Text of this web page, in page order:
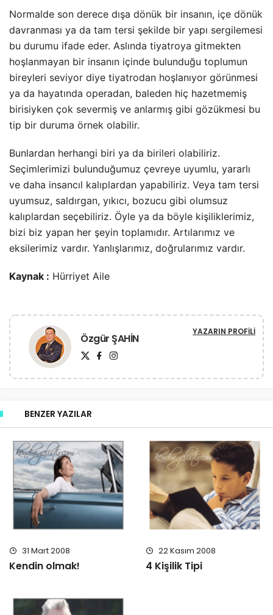
Normalde son derece dışa dönük bir insanın, içe dönük
davranması ya da tam tersi şekilde bir yapı sergilemesi
bu durumu ifade eder. Aslında tiyatroya gitmekten
hoşlanmayan bir insanın içinde bulunduğu toplumun
bireyleri seviyor diye tiyatrodan hoşlanıyor görünmesi
ya da hayatında operadan, baleden hiç hazetmemiş
birisiyken çok severmiş ve anlarmış gibi gözükmesi bu
tip bir duruma örnek olabilir.
Bunlardan herhangi biri ya da birileri olabiliriz.
Seçimlerimizi bulunduğumuz çevreye uyumlu, yararlı
ve daha insancıl kalıplardan yapabiliriz. Veya tam tersi
uyumsuz, saldırgan, yıkıcı, bozucu gibi olumsuz
kalıplardan seçebiliriz. Öyle ya da böyle kişiliklerimiz,
bizi biz yapan her şeyin toplamıdır. Artılarımız ve
eksilerimiz vardır. Yanlışlarımız, doğrularımız vardır.
Kaynak : Hürriyet Aile
Özgür ŞAHİN YAZARIN PROFILI
BENZER YAZILAR
31 Mart 2008
Kendin olmak!
22 Kasım 2008
4 Kişilik Tipi